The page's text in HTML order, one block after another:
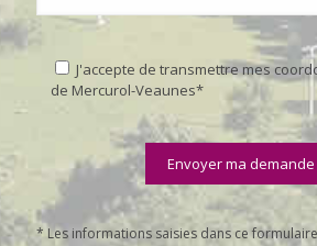
J'accepte de transmettre mes
de Mercurol-Veaunes*
* Les informations saisies dans ce